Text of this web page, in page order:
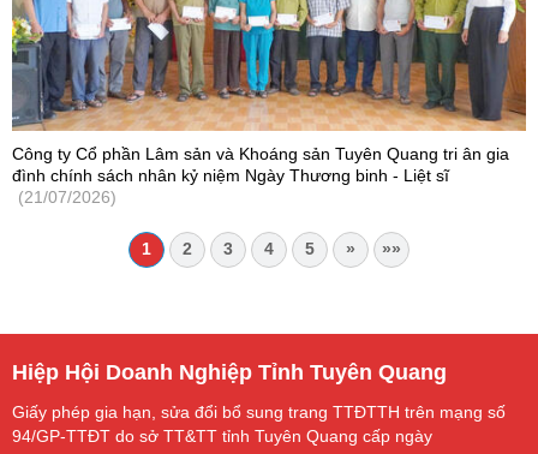
Công ty Cổ phần Lâm sản và Khoáng sản Tuyên Quang tri ân gia
đình chính sách nhân kỷ niệm Ngày Thương binh - Liệt sĩ
(21/07/2026)
1 2 3 4 5 » »»
Hiệp Hội Doanh Nghiệp Tỉnh Tuyên Quang
Giấy phép gia hạn, sửa đổi bổ sung trang TTĐTTH trên mạng số
94/GP-TTĐT do sở TT&TT tỉnh Tuyên Quang cấp ngày